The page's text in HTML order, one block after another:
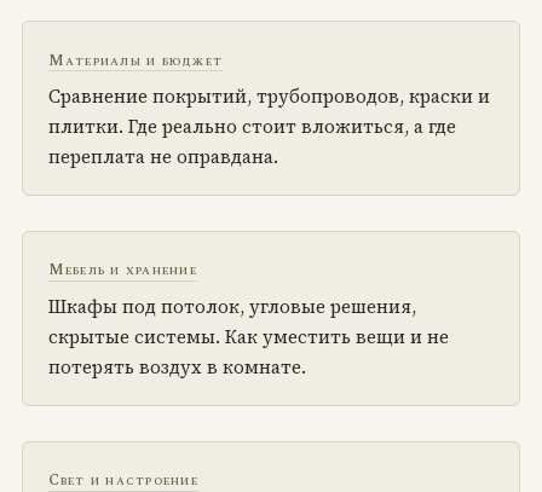
Материалы и бюджет
Сравнение покрытий, трубопроводов, краски и
плитки. Где реально стоит вложиться, а где
переплата не оправдана.
Мебель и хранение
Шкафы под потолок, угловые решения,
скрытые системы. Как уместить вещи и не
потерять воздух в комнате.
Свет и настроение